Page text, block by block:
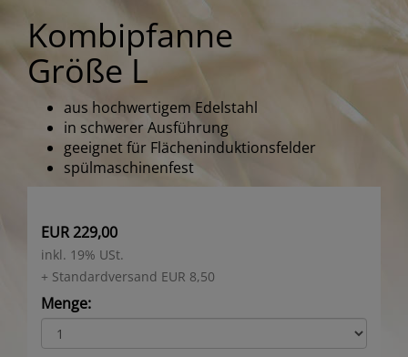
Kombipfanne
Größe L
aus hochwertigem Edelstahl
in schwerer Ausführung
geeignet für Flächeninduktionsfelder
spülmaschinenfest
EUR 229,00
inkl. 19% USt.
+ Standardversand EUR 8,50
Menge: